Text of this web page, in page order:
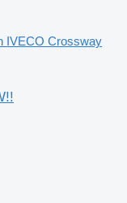
IVECO Crossway